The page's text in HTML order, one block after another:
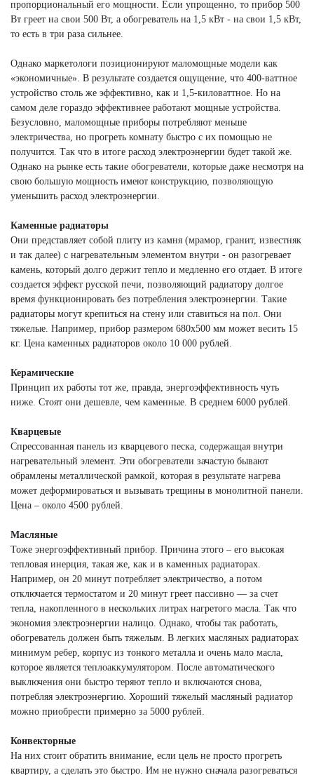
пропорциональный его мощности. Если упрощенно, то прибор 500
Вт греет на свои 500 Вт, а обогреватель на 1,5 кВт - на свои 1,5 кВт,
то есть в три раза сильнее.
Однако маркетологи позиционируют маломощные модели как
«экономичные». В результате создается ощущение, что 400-ваттное
устройство столь же эффективно, как и 1,5-киловаттное. Но на
самом деле гораздо эффективнее работают мощные устройства.
Безусловно, маломощные приборы потребляют меньше
электричества, но прогреть комнату быстро с их помощью не
получится. Так что в итоге расход электроэнергии будет такой же.
Однако на рынке есть такие обогреватели, которые даже несмотря на
свою большую мощность имеют конструкцию, позволяющую
уменьшить расход электроэнергии.
Каменные радиаторы
Они представляет собой плиту из камня (мрамор, гранит, известняк
и так далее) с нагревательным элементом внутри - он разогревает
камень, который долго держит тепло и медленно его отдает. В итоге
создается эффект русской печи, позволяющий радиатору долгое
время функционировать без потребления электроэнергии. Такие
радиаторы могут крепиться на стену или ставиться на пол. Они
тяжелые. Например, прибор размером 680х500 мм может весить 15
кг. Цена каменных радиаторов около 10 000 рублей.
Керамические
Принцип их работы тот же, правда, энергоэффективность чуть
ниже. Стоят они дешевле, чем каменные. В среднем 6000 рублей.
Кварцевые
Спрессованная панель из кварцевого песка, содержащая внутри
нагревательный элемент. Эти обогреватели зачастую бывают
обрамлены металлической рамкой, которая в результате нагрева
может деформироваться и вызывать трещины в монолитной панели.
Цена – около 4500 рублей.
Масляные
Тоже энергоэффективный прибор. Причина этого – его высокая
тепловая инерция, такая же, как и в каменных радиаторах.
Например, он 20 минут потребляет электричество, а потом
отключается термостатом и 20 минут греет пассивно — за счет
тепла, накопленного в нескольких литрах нагретого масла. Так что
экономия электроэнергии налицо. Однако, чтобы так работать,
обогреватель должен быть тяжелым. В легких масляных радиаторах
минимум ребер, корпус из тонкого металла и очень мало масла,
которое является теплоаккумулятором. После автоматического
выключения они быстро теряют тепло и включаются снова,
потребляя электроэнергию. Хороший тяжелый масляный радиатор
можно приобрести примерно за 5000 рублей.
Конвекторные
На них стоит обратить внимание, если цель не просто прогреть
квартиру, а сделать это быстро. Им не нужно сначала разогреваться